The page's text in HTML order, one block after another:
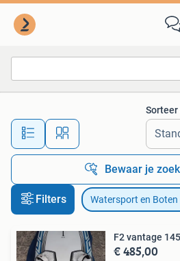
Alle afstanden…
Sorteer
Bewaar je
Filters Watersport en Boten
F2 vantage
€ 485,00